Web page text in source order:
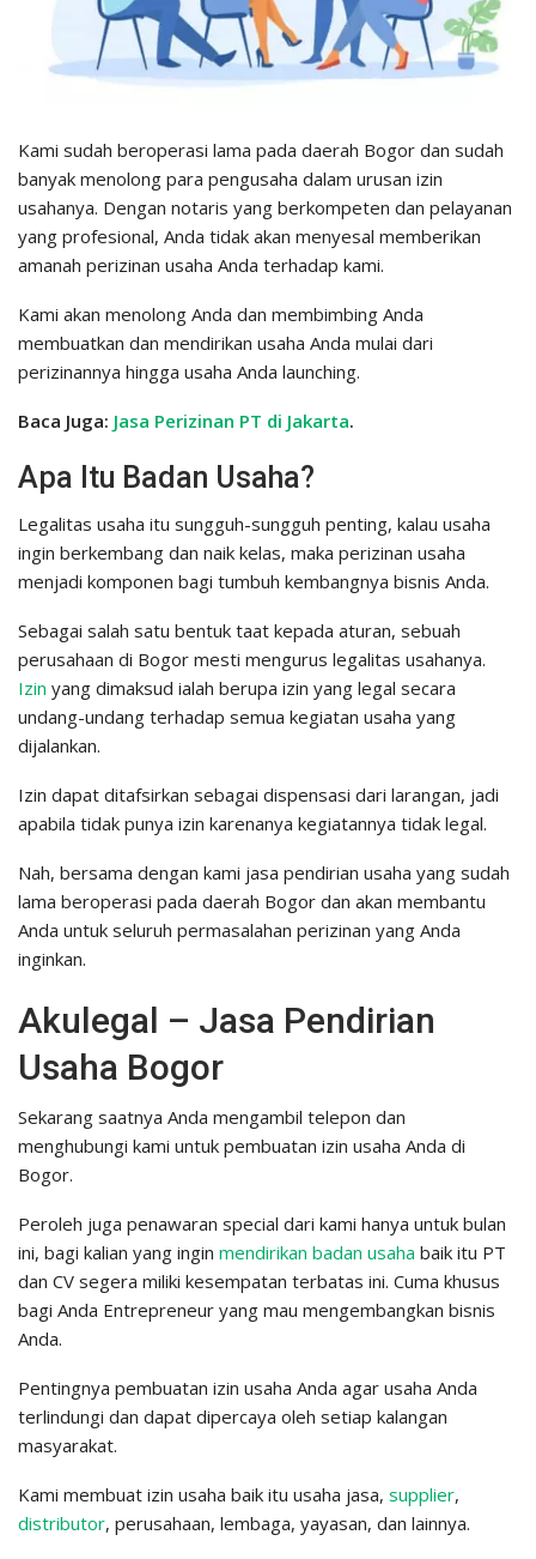
Kami sudah beroperasi lama pada daerah Bogor dan sudah
banyak menolong para pengusaha dalam urusan izin
usahanya. Dengan notaris yang berkompeten dan pelayanan
yang profesional, Anda tidak akan menyesal memberikan
amanah perizinan usaha Anda terhadap kami.
Kami akan menolong Anda dan membimbing Anda
membuatkan dan mendirikan usaha Anda mulai dari
perizinannya hingga usaha Anda launching.
Baca Juga: Jasa Perizinan PT di Jakarta.
Apa Itu Badan Usaha?
Legalitas usaha itu sungguh-sungguh penting, kalau usaha
ingin berkembang dan naik kelas, maka perizinan usaha
menjadi komponen bagi tumbuh kembangnya bisnis Anda.
Sebagai salah satu bentuk taat kepada aturan, sebuah
perusahaan di Bogor mesti mengurus legalitas usahanya.
Izin yang dimaksud ialah berupa izin yang legal secara
undang-undang terhadap semua kegiatan usaha yang
dijalankan.
Izin dapat ditafsirkan sebagai dispensasi dari larangan, jadi
apabila tidak punya izin karenanya kegiatannya tidak legal.
Nah, bersama dengan kami jasa pendirian usaha yang sudah
lama beroperasi pada daerah Bogor dan akan membantu
Anda untuk seluruh permasalahan perizinan yang Anda
inginkan.
Akulegal – Jasa Pendirian
Usaha Bogor
Sekarang saatnya Anda mengambil telepon dan
menghubungi kami untuk pembuatan izin usaha Anda di
Bogor.
Peroleh juga penawaran special dari kami hanya untuk bulan
ini, bagi kalian yang ingin mendirikan badan usaha baik itu PT
dan CV segera miliki kesempatan terbatas ini. Cuma khusus
bagi Anda Entrepreneur yang mau mengembangkan bisnis
Anda.
Pentingnya pembuatan izin usaha Anda agar usaha Anda
terlindungi dan dapat dipercaya oleh setiap kalangan
masyarakat.
Kami membuat izin usaha baik itu usaha jasa, supplier,
distributor, perusahaan, lembaga, yayasan, dan lainnya.